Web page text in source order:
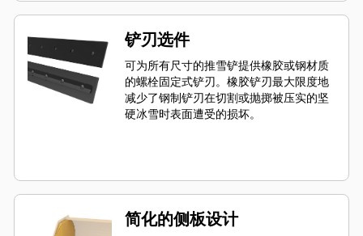
铲刃选件
可为所有尺寸的推雪铲提供橡胶或钢材质
的螺栓固定式铲刃。橡胶铲刃最大限度地
减少了钢制铲刃在切割或抛掷被压实的坚
硬冰雪时表面遭受的损坏。
简化的侧板设计